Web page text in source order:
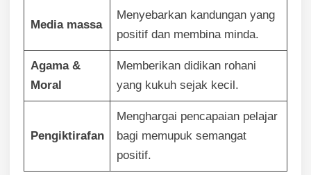
Media massa
Menyebarkan kandungan yang
positif dan membina minda.
Agama &
Moral
Memberikan didikan rohani
yang kukuh sejak kecil.
Pengiktirafan
Menghargai pencapaian pelajar
bagi memupuk semangat
positif.